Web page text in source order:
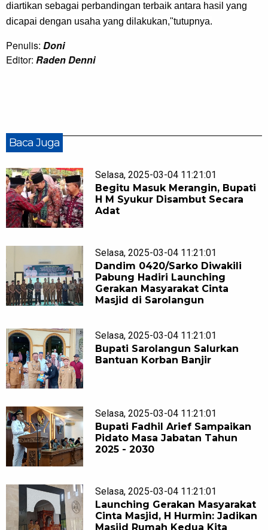
diartikan sebagai perbandingan terbaik antara hasil yang
dicapai dengan usaha yang dilakukan,"tutupnya.
Penulis: Doni
Editor: Raden Denni
Baca Juga
Selasa, 2025-03-04 11:21:01
Begitu Masuk Merangin, Bupati
H M Syukur Disambut Secara
Adat
Selasa, 2025-03-04 11:21:01
Dandim 0420/Sarko Diwakili
Pabung Hadiri Launching
Gerakan Masyarakat Cinta
Masjid di Sarolangun
Selasa, 2025-03-04 11:21:01
Bupati Sarolangun Salurkan
Bantuan Korban Banjir
Selasa, 2025-03-04 11:21:01
Bupati Fadhil Arief Sampaikan
Pidato Masa Jabatan Tahun
2025 - 2030
Selasa, 2025-03-04 11:21:01
Launching Gerakan Masyarakat
Cinta Masjid, H Hurmin: Jadikan
Masjid Rumah Kedua Kita